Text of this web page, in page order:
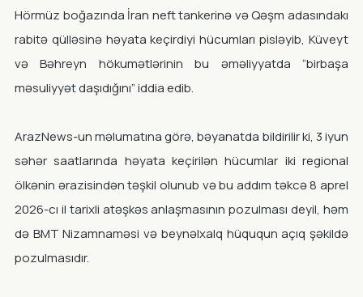
Hörmüz boğazında İran neft tankerinə və Qəşm adasındakı
rabitə qülləsinə həyata keçirdiyi hücumları pisləyib, Küveyt
və Bəhreyn hökumətlərinin bu əməliyyatda “birbaşa
məsuliyyət daşıdığını” iddia edib.
ArazNews-un məlumatına görə, bəyanatda bildirilir ki, 3 iyun
səhər saatlarında həyata keçirilən hücumlar iki regional
ölkənin ərazisindən təşkil olunub və bu addım təkcə 8 aprel
2026-cı il tarixli atəşkəs anlaşmasının pozulması deyil, həm
də BMT Nizamnaməsi və beynəlxalq hüququn açıq şəkildə
pozulmasıdır.